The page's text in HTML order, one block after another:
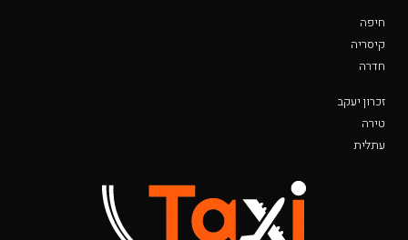
חיפה
קיסריה
חדרה
זכרון יעקב
טירה
עתלית